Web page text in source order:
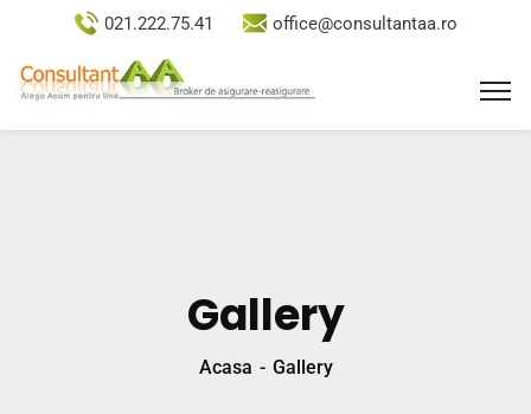
021.222.75.41 office@consultantaa.ro
Gallery
Acasa Gallery